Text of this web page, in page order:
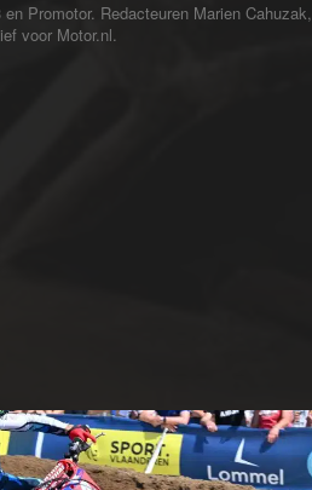
Promotor. Redacteuren Marien Cahuzak,
voor Motor.nl.